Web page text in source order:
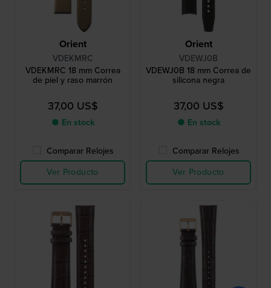
Orient
VDEKMRC
VDEKMRC 18 mm Correa
de piel y raso marrón
37,00 US$
● En stock
Comparar Relojes
Ver Producto
Orient
VDEWJ0B
VDEWJ0B 18 mm Correa de
silicona negra
37,00 US$
● En stock
Comparar Relojes
Ver Producto